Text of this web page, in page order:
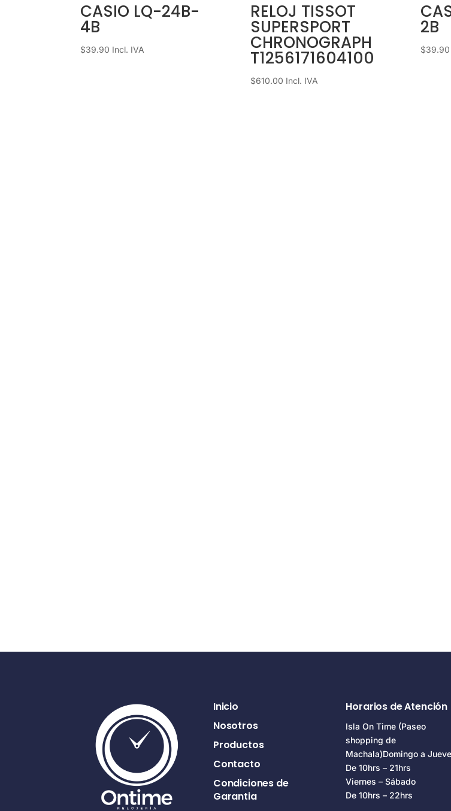
CASIO LQ-24B-
4B
$39.90 Incl. IVA
RELOJ TISSOT
SUPERSPORT
CHRONOGRAPH
T1256171604100
$610.00 Incl. IVA
2B
$39.90
Inicio
Nosotros
Productos
Contacto
Condiciones de
Garantia
Horarios de Atención
Isla On Time (Paseo
shopping de
Machala)Domingo a
De 10hrs – 21hrs
Viernes – Sábado
De 10hrs – 22hrs